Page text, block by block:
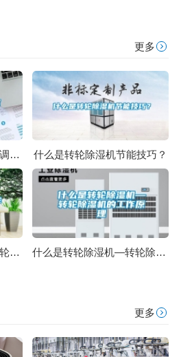
更多
什么是转轮除湿机？在空调领域有哪些优势？ 什么是转轮除湿机节能技巧？
什么是转轮除湿机组—转轮除湿机组介绍 什么是转轮除湿机—转轮除湿机的工作原理
更多